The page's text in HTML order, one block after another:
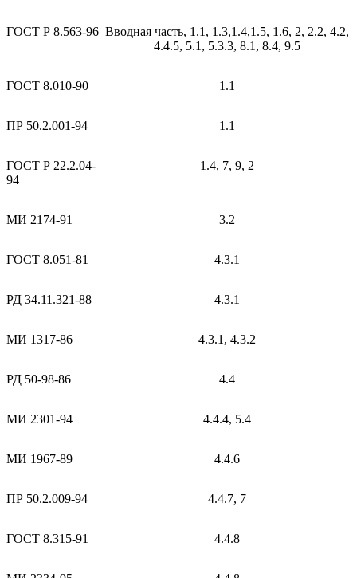
ГОСТ Р 8.563-96 Вводная часть, 1.1, 1.3,1.4,1.5, 1.6, 2, 2.2, 4.2,
4.4.5, 5.1, 5.3.3, 8.1, 8.4, 9.5
ГОСТ 8.010-90 1.1
ПР 50.2.001-94 1.1
ГОСТ Р 22.2.04-
94
1.4, 7, 9, 2
МИ 2174-91 3.2
ГОСТ 8.051-81 4.3.1
РД 34.11.321-88 4.3.1
МИ 1317-86 4.3.1, 4.3.2
РД 50-98-86 4.4
МИ 2301-94 4.4.4, 5.4
МИ 1967-89 4.4.6
ПР 50.2.009-94 4.4.7, 7
ГОСТ 8.315-91 4.4.8